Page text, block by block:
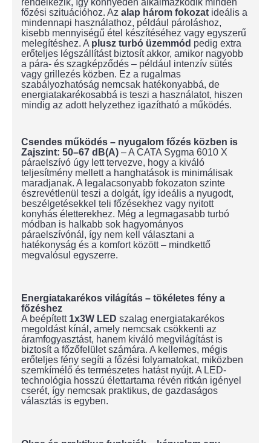
rendelkezik, így könnyedén alkalmazkodik minden
főzési szituációhoz. Az alap három fokozat ideális a
mindennapi használathoz, például pároláshoz,
kisebb mennyiségű étel készítéséhez vagy egyszerű
melegítéshez. A plusz turbó üzemmód pedig extra
erőteljes légszállítást biztosít akkor, amikor nagyobb
a pára- és szagképződés – például intenzív sütés
vagy grillezés közben. Ez a rugalmas
szabályozhatóság nemcsak hatékonyabbá, de
energiatakarékosabbá is teszi a használatot, hiszen
mindig az adott helyzethez igazítható a működés.
Csendes működés – nyugalom főzés közben is
Zajszint: 50–67 dB(A) – A CATA Sygma 6010 X
páraelszívó úgy lett tervezve, hogy a kiváló
teljesítmény mellett a hanghatások is minimálisak
maradjanak. A legalacsonyabb fokozaton szinte
észrevétlenül teszi a dolgát, így ideális a nyugodt,
beszélgetésekkel teli főzésekhez vagy nyitott
konyhás életterekhez. Még a legmagasabb turbó
módban is halkabb sok hagyományos
páraelszívónál, így nem kell választani a
hatékonyság és a komfort között – mindkettő
megvalósul egyszerre.
Energiatakarékos világítás – tökéletes fény a
főzéshez
A beépített 1x3W LED szalag energiatakarékos
megoldást kínál, amely nemcsak csökkenti az
áramfogyasztást, hanem kiváló megvilágítást is
biztosít a főzőfelület számára. A kellemes, mégis
erőteljes fény segíti a főzési folyamatokat, miközben
szemkímélő és természetes hatást nyújt. A LED-
technológia hosszú élettartama révén ritkán igényel
cserét, így nemcsak praktikus, de gazdaságos
választás is egyben.